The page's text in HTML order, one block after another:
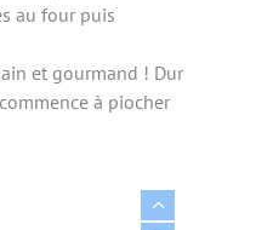
au four puis
et gourmand ! Dur
à piocher
GRILLEES AIL & FINES